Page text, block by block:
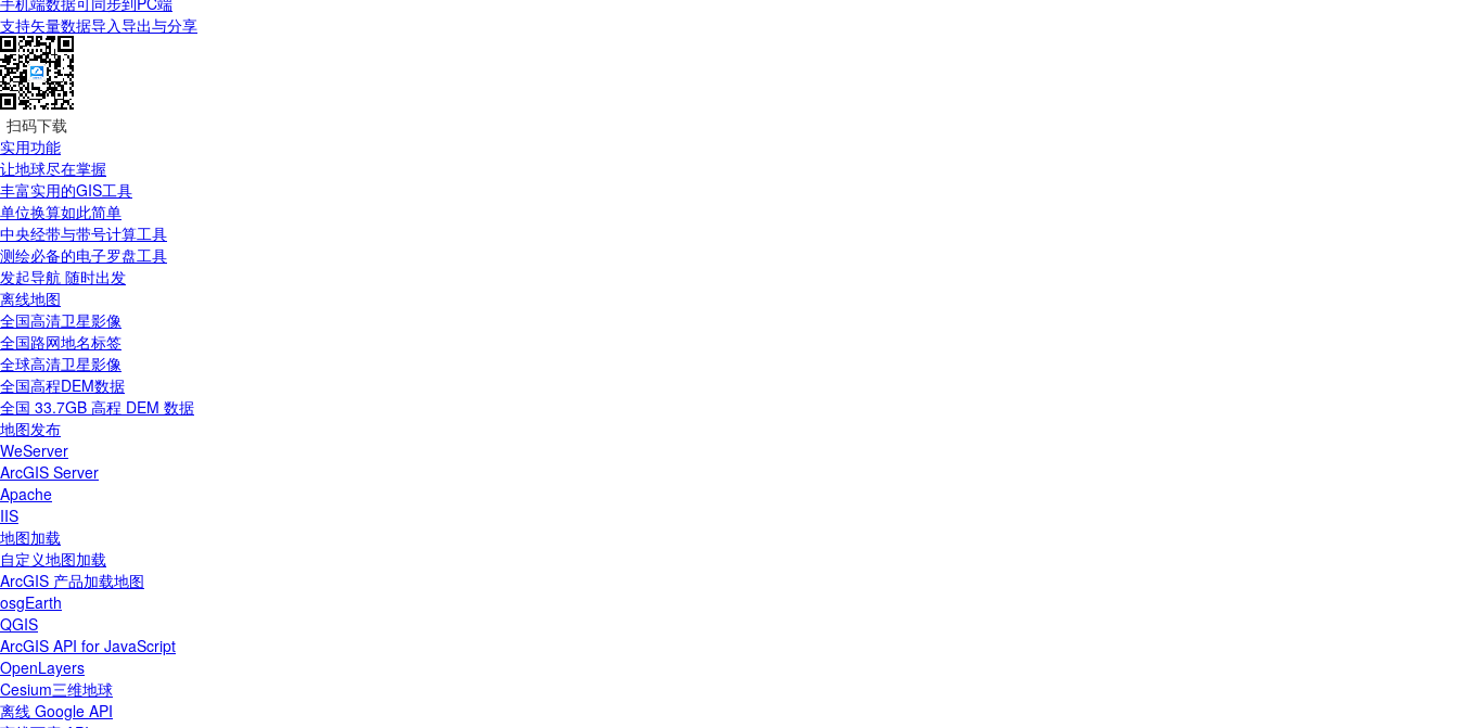
支持矢量数据导入导出与分享
扫码下载
实用功能
让地球尽在掌握
丰富实用的GIS工具
单位换算如此简单
中央经带与带号计算工具
测绘必备的电子罗盘工具
发起导航 随时出发
离线地图
全国高清卫星影像
全国路网地名标签
全球高清卫星影像
全国高程DEM数据
全国 33.7GB 高程 DEM 数据
地图发布
WeServer
ArcGIS Server
Apache
IIS
地图加载
自定义地图加载
ArcGIS 产品加载地图
osgEarth
QGIS
ArcGIS API for JavaScript
OpenLayers
Cesium三维地球
离线 Google API